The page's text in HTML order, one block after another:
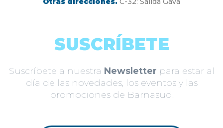
SUSCRÍBETE
Suscríbete a nuestra Newsletter para estar al
día de las novedades, los eventos y las
promociones de Barnasud.